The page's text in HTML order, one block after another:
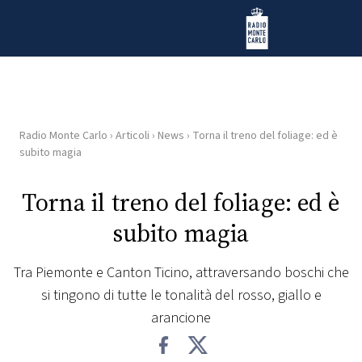
Radio Monte Carlo
HOME
RADIO
PLAYLIST
Radio Monte Carlo › Articoli › News › Torna il treno del foliage: ed è
subito magia
Torna il treno del foliage: ed è
subito magia
Tra Piemonte e Canton Ticino, attraversando boschi che
si tingono di tutte le tonalità del rosso, giallo e
arancione